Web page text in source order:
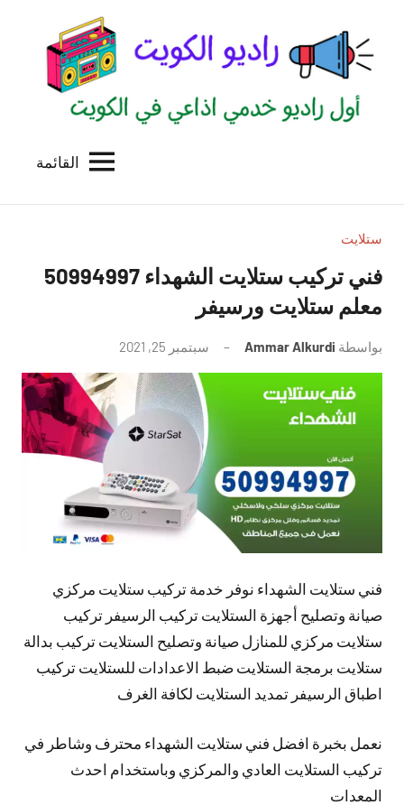
المحتوى
الكويت
للاعلانات
بالكويت
القائمة
ستلايت
فني تركيب ستلايت الشهداء 50994997
معلم ستلايت ورسيفر
بواسطة Ammar Alkurdi سبتمبر 25, 2021
توجد
تعليقات
فني ستلايت الشهداء نوفر خدمة تركيب ستلايت مركزي
صيانة وتصليح أجهزة الستلايت تركيب الرسيفر تركيب
ستلايت مركزي للمنازل صيانة وتصليح الستلايت تركيب بدالة
ستلايت برمجة الستلايت ضبط الاعدادات للستلايت تركيب
اطباق الرسيفر تمديد الستلايت لكافة الغرف
نعمل بخبرة افضل فني ستلايت الشهداء محترف وشاطر في
تركيب الستلايت العادي والمركزي وباستخدام احدث
المعدات